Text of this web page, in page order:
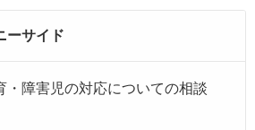
サイド
・障害児の対応についての相談